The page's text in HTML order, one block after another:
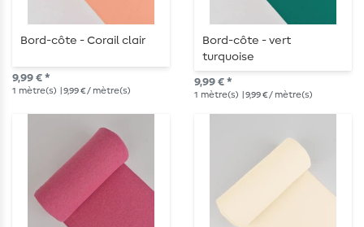
Bord-côte - Corail clair
9,99 € *
1 mètre(s) | 9,99 € / mètre(s)
Bord-côte - vert
turquoise
9,99 € *
1 mètre(s) | 9,99 € / mètre(s)